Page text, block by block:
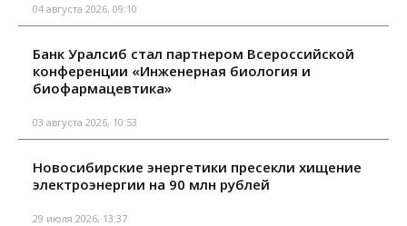
04 августа 2026, 09:10
Банк Уралсиб стал партнером Всероссийской
конференции «Инженерная биология и
биофармацевтика»
03 августа 2026, 10:53
Новосибирские энергетики пресекли хищение
электроэнергии на 90 млн рублей
29 июля 2026, 13:37